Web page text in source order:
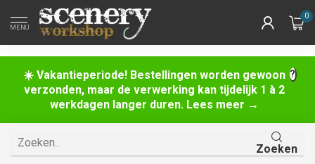
☀️ Vakantieperiode! Bestellingen worden gewoon
verzonden, maar de verwerking kan tijdelijk 1 à 2
werkdagen langer duren. Lees meer →
MENU
0
Zoeken